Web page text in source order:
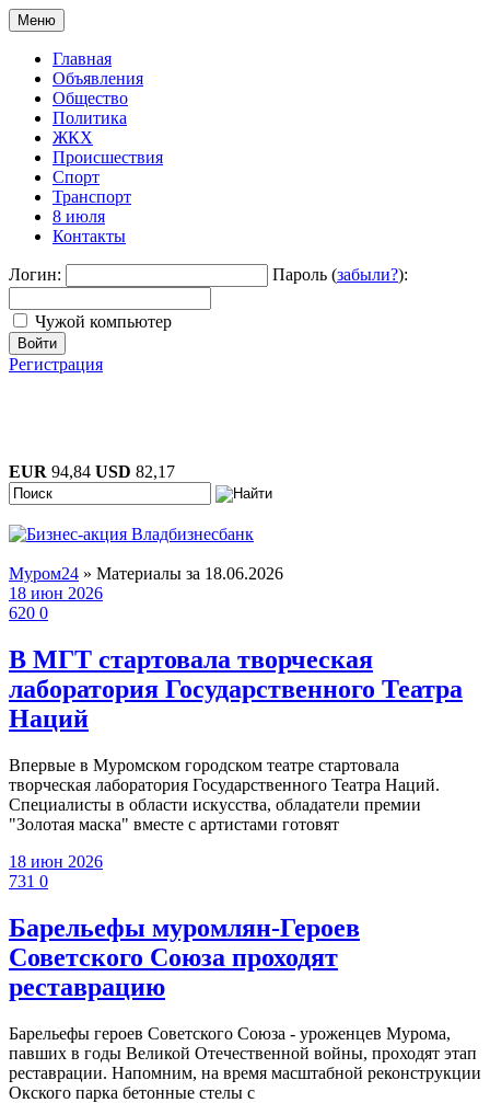
Меню
Главная
Объявления
Общество
Политика
ЖКХ
Происшествия
Спорт
Транспорт
8 июля
Контакты
Логин: Пароль (забыли?):
Чужой компьютер
Войти
Регистрация
EUR 94,84 USD 82,17
Муром24 » Материалы за 18.06.2026
18 июн 2026
620 0
В МГТ стартовала творческая
лаборатория Государственного Театра
Наций
Впервые в Муромском городском театре стартовала
творческая лаборатория Государственного Театра Наций.
Специалисты в области искусства, обладатели премии
"Золотая маска" вместе с артистами готовят
18 июн 2026
731 0
Барельефы муромлян-Героев
Советского Союза проходят
реставрацию
Барельефы героев Советского Союза - уроженцев Мурома,
павших в годы Великой Отечественной войны, проходят этап
реставрации. Напомним, на время масштабной реконструкции
Окского парка бетонные стелы с